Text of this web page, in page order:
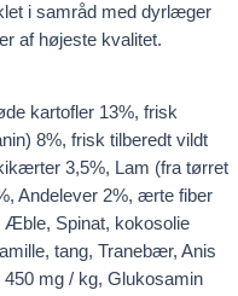
i samråd med dyrlæger
af højeste kvalitet.
kartofler 13%, frisk
8%, frisk tilberedt vildt
3,5%, Lam (fra tørret
Andelever 2%, ærte fiber
Æble, Spinat, kokosolie
tang, Tranebær, Anis
mg / kg, Glukosamin